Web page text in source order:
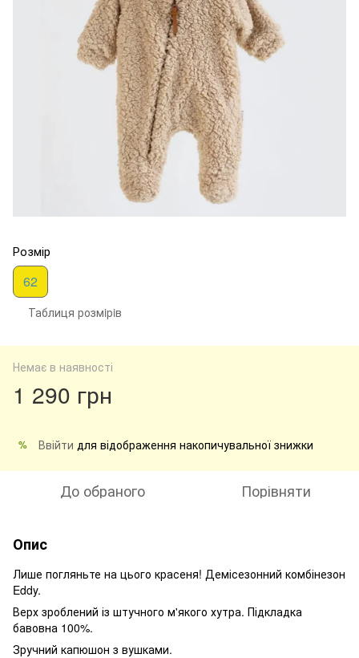
Розмір
62
Таблиця розмiрiв
Немає в наявності
1 290 грн
% Ввійти для відображення накопичувальної знижки
До обраного Порівняти
Опис
Лише погляньте на цього красеня! Демісезонний комбінезон
Eddy.
Верх зроблений із штучного м'якого хутра. Підкладка
бавовна 100%.
Зручний капюшон з вушками.